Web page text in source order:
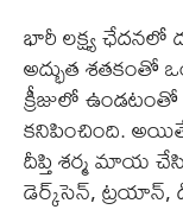
భారీ లక్ష్య ఛేదనలో
అద్భుత
క్రీజులో ఉండటంతో
కనిపించింది.
దీప్తి శర్మ మాయ
డెర్క్‌సెన్, ట్రయాన్,